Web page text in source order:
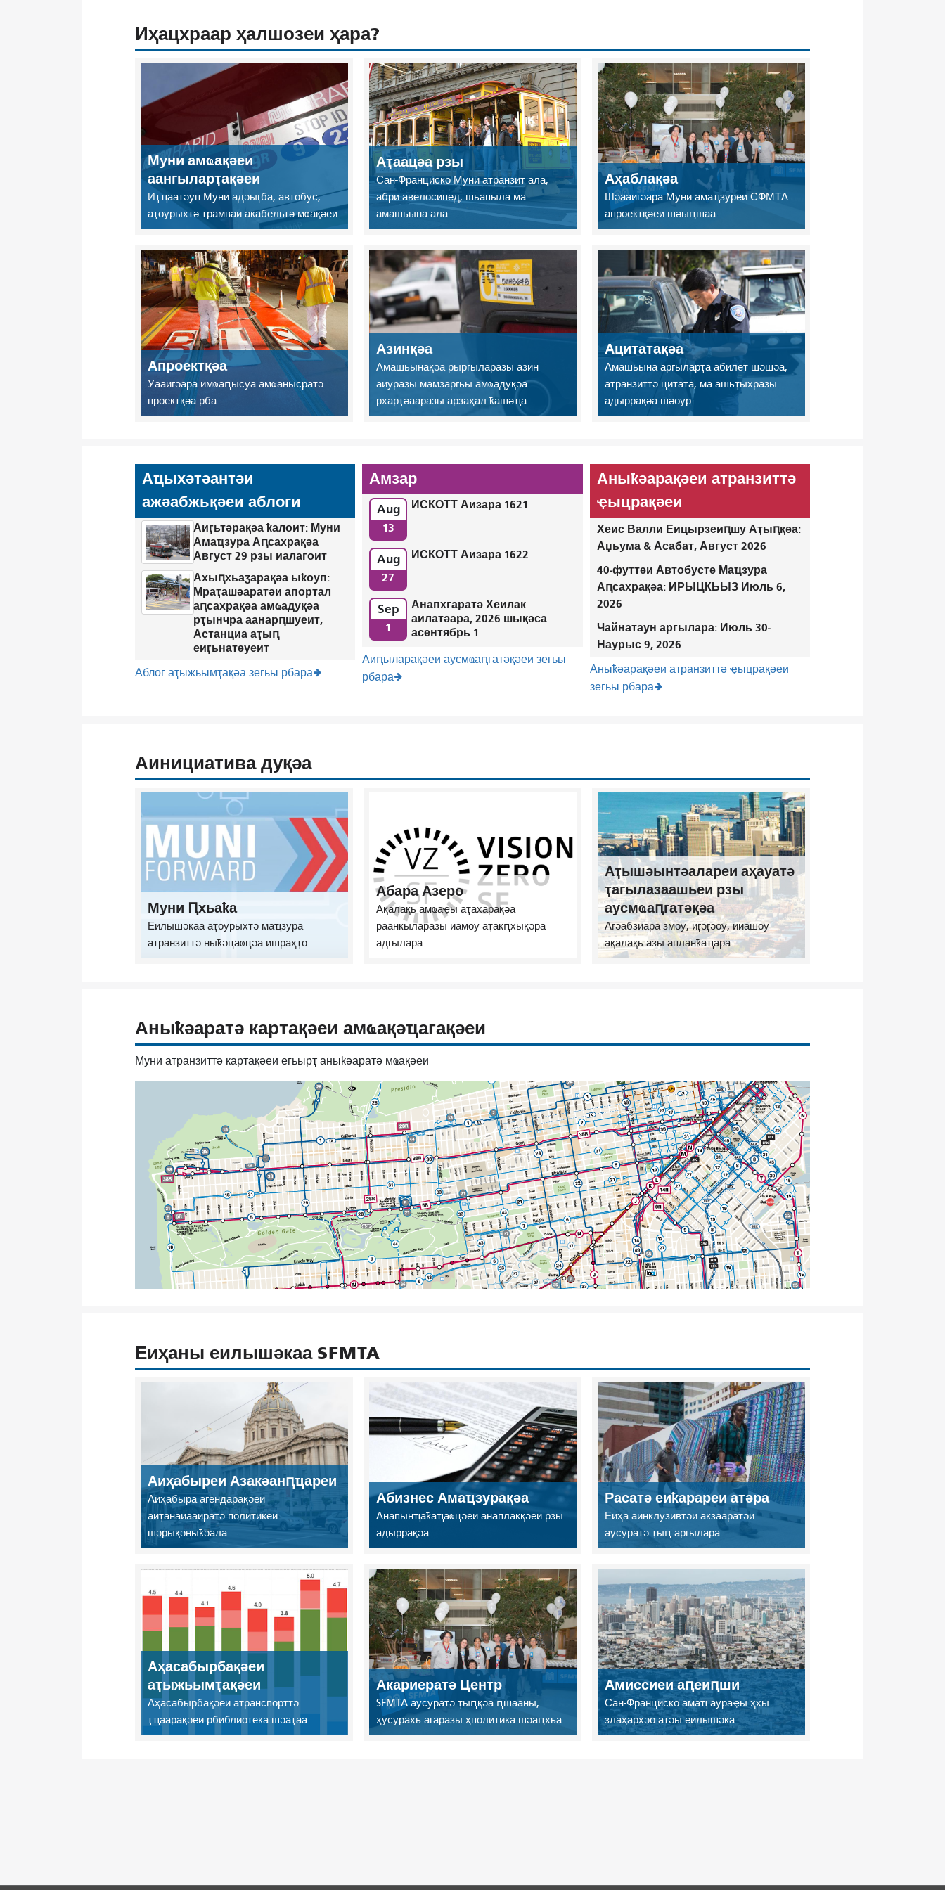
Иҳацхраар ҳалшозеи ҳара?
Муни амҩақәеи
аангыларҭақәеи
Иҭҵаатәуп Муни адәыӷба, автобус,
аҭоурыхтә трамваи акабельтә мҩақәеи
Аҭаацәа рзы
Сан-Франциско Муни атранзит ала,
абри авелосипед, шьапыла ма
амашьына ала
Аҳаблақәа
Шәааигәара Муни амаҵзуреи СФМТА
апроектқәеи шәыԥшаа
Апроектқәа
Уааигәара имҩаԥысуа амҩанысратә
проектқәа рба
Азинқәа
Амашьынақәа рыргыларазы азин
аиуразы мамзаргьы амҩадуқәа
рхарҭәааразы арзаҳал ҟашәҵа
Ацитатақәа
Амашьына аргыларҭа абилет шәшәа,
атранзиттә цитата, ма ашьҭыхразы
адыррақәа шәоур
Аҵыхәтәантәи
ажәабжьқәеи аблоги
Аиӷьтәрақәа ҟалоит: Муни
Амаҵзура Аԥсахрақәа
Август 29 рзы иалагоит
Ахыԥхьаӡарақәа ыҟоуп:
Мраҭашәаратәи апортал
аԥсахрақәа амҩадуқәа
рҭынчра аанарԥшуеит,
Астанциа аҭыԥ
еиӷьнатәуеит
Аблог аҭыжьымҭақәа зегьы рбара
Амзар
Aug
13
ИСКОТТ Аизара 1621
Aug
27
ИСКОТТ Аизара 1622
Sep
1
Анапхгаратә Хеилак
аилатәара, 2026 шықәса
асентябрь 1
Аиԥыларақәеи аусмҩаԥгатәқәеи зегьы
рбара
Аныҟәарақәеи атранзиттә
ҿыцрақәеи
Хеис Валли Еицырзеиԥшу Аҭыԥқәа:
Аџьума & Асабат, Август 2026
40-футтәи Автобустә Маҵзура
Аԥсахрақәа: ИРЫЦКЬЫЗ Июль 6,
2026
Чайнатаун ​​аргылара: Июль 30-
Наурыс 9, 2026
Аныҟәарақәеи атранзиттә ҿыцрақәеи
зегьы рбара
Аинициатива дуқәа
Муни Ԥхьаҟа
Еилышәкаа аҭоурыхтә маҵзура
атранзиттә ныҟәцаҩцәа ишраҳҭо
Абара Азеро
Ақалақь амҩаҿы аҭахарақәа
раанкыларазы иамоу аҭакԥхықәра
адгылара
Аҭышәынтәалареи аҳауатә
ҭагылазаашьеи рзы
аусмҩаԥгатәқәа
Агәабзиара змоу, иӷәӷәоу, ииашоу
ақалақь азы апланҟаҵара
Аныҟәаратә картақәеи амҩақәҵагақәеи
Муни атранзиттә картақәеи егьырҭ аныҟәаратә мҩақәеи
Еиҳаны еилышәкаа SFMTA
Аиҳабыреи Азакәанԥҵареи
Аиҳабыра агендарақәеи
аиҭанаиааиратә политикеи
шәрықәныҟәала
Абизнес Амаҵзурақәа
Анапынҵаҟаҵаҩцәеи анаплакқәеи рзы
адыррақәа
Расатә еиҟарареи атәра
Еиҳа аинклузивтәи акзааратәи
аусуратә ҭыԥ аргылара
Аҳасабырбақәеи
аҭыжьымҭақәеи
Аҳасабырбақәеи атранспорттә
ҭҵаарақәеи рбиблиотека шәаҭаа
Акариератә Центр
SFMTA аусуратә ҭыԥқәа ԥшааны,
ҳусурахь агаразы ҳполитика шәаԥхьа
Амиссиеи аԥеиԥши
Сан-Франциско амаҵ аураҿы ҳхы
злаҳархәо атәы еилышәка